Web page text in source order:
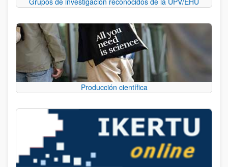
Producción científica